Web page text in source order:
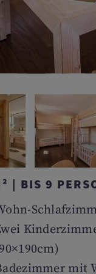
| BIS 9
mit